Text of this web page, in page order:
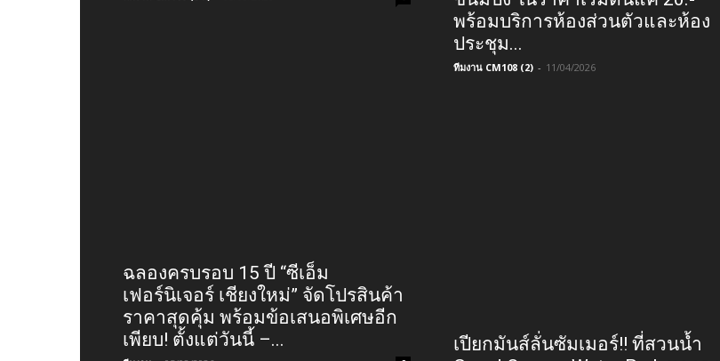
ฉลองครบรอบ 15 ปี “ซีเอ็ม
เฟอร์นิเจอร์ เชียงใหม่” จัดโปรสินค้า
ราคาสุดคุ้ม พร้อมข้อเสนอพิเศษอีก
เพียบ! ตั้งแต่วันนี้ –...
พร้อมบริการห้องส่วนตัวและห้อง
ประชุม...
ทีมงาน CM108 (2) - 11/04/2026
เปียกมันส์ลั่นซัมเมอร์!! ที่สวนน้ำ